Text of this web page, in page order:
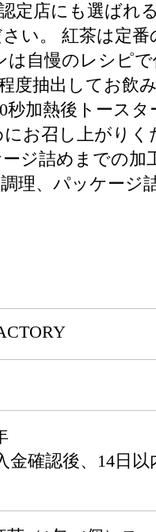
定店にも選ばれ
い。 紅茶は定
自慢のレシピ
度抽出してお
加熱後トース
お召し上がり
ジ詰めまでの加
理、パッケージ
金確認後、14日以